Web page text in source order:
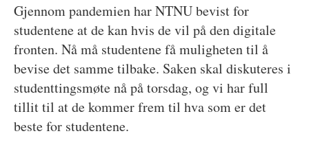
Gjennom pandemien har NTNU bevist for
studentene at de kan hvis de vil på den digitale
fronten. Nå må studentene få muligheten til å
bevise det samme tilbake. Saken skal diskuteres i
studenttingsmøte nå på torsdag, og vi har full
tillit til at de kommer frem til hva som er det
beste for studentene.